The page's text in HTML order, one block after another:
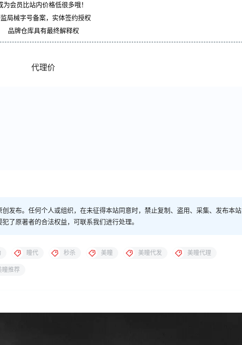
为会员比站内价格低很多哦！
局械字号备案，实体签约授权
品牌仓库具有最终解释权
代理价
发布。任何个人或组织，在未征得本站同意时，禁止复制、盗用、采集、发布本站
了原著者的合法权益，可联系我们进行处理。
瞳代 秒杀 美瞳 美瞳代发 美瞳代理
瞳推荐